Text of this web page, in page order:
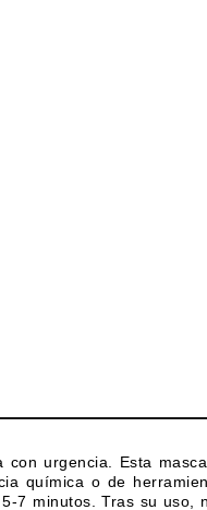
urgencia.
Esta
química o de
7 minutos. Tras su